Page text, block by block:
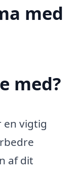
med
med?
en vigtig
af dit